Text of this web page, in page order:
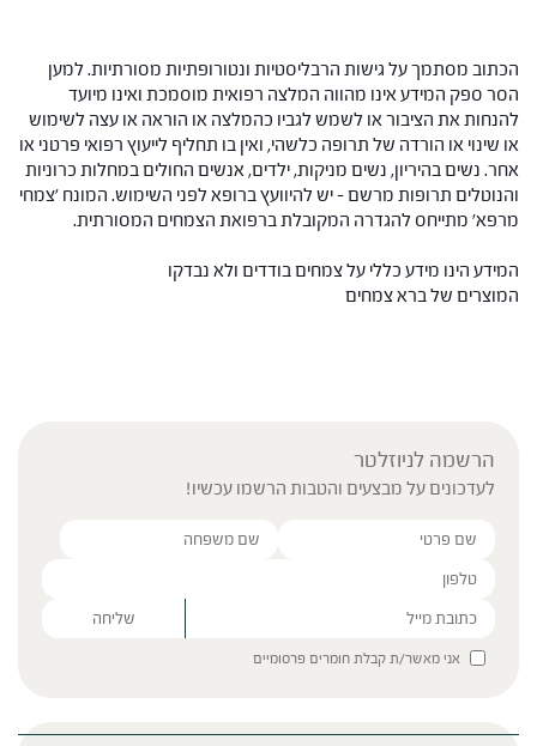
הכתוב מסתמך על גישות הרבליסטיות ונטורופתיות מסורתיות. למען
הסר ספק המידע אינו מהווה המלצה רפואית מוסמכת ואינו מיועד
להנחות את הציבור או לשמש לגביו כהמלצה או הוראה או עצה לשימוש
או שינוי או הורדה של תרופה כלשהי, ואין בו תחליף לייעוץ רפואי פרטני או
אחר. נשים בהיריון, נשים מניקות, ילדים, אנשים החולים במחלות כרוניות
והנוטלים תרופות מרשם – יש להיוועץ ברופא לפני השימוש. המונח 'צמחי
מרפא' מתייחס להגדרה המקובלת ברפואת הצמחים המסורתית.
המידע הינו מידע כללי על צמחים בודדים ולא נבדקו
המוצרים של ברא צמחים
הרשמה לניוזלטר
לעדכונים על מבצעים והטבות הרשמו עכשיו!
Please leave this field empty.
אני מאשר/ת קבלת חומרים פרסומיים